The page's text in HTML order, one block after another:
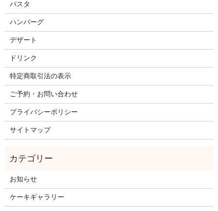
パスタ
ハンバーグ
デザート
ドリンク
特定商取引法の表示
ご予約・お問い合わせ
プライバシーポリシー
サイトマップ
お知らせ
ケーキギャラリー